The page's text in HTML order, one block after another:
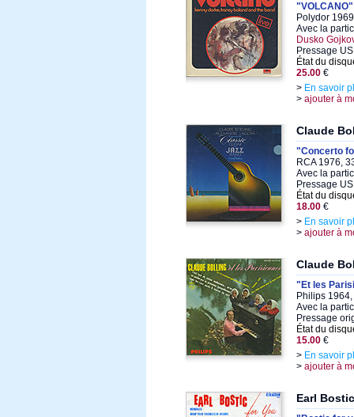
"VOLCANO"
Polydor
Avec la
Dusko
Pressage
État du
25.00 €
> En savoir
> ajouter à
Claude
"Concerto
RCA 1976,
Avec la
Pressage
État du
18.00 €
> En savoir
> ajouter à
Claude
"Et les
Philips
Avec la
Pressage
État du
15.00 €
> En savoir
> ajouter à
Earl Bostic